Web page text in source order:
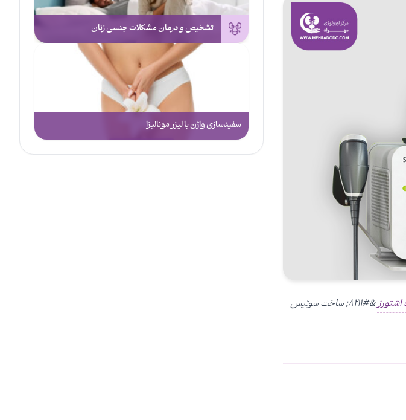
&#۸۲۱۱; ساخت سوئیس
تشخیص و درمان مشکلات جنسی زنان
سفیدسازی واژن با لیزر مونالیزا